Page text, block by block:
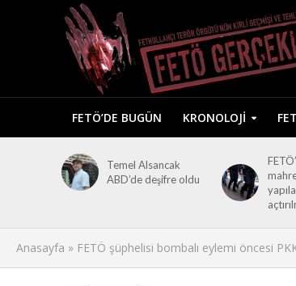
FETÖ’DE BUGÜN KRONOLOJI
Temel Alsancak
ABD’de deşifre oldu
Anasayfa » FETÖ şüphelisi bombalı eylemi öncesi